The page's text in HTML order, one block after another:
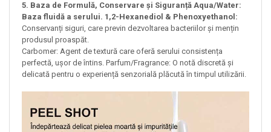
5. Baza de Formulă, Conservare și Siguranță Aqua/Water:
Baza fluidă a serului. 1,2-Hexanediol & Phenoxyethanol:
Conservanți siguri, care previn dezvoltarea bacteriilor și mențin
produsul proaspăt.
Carbomer: Agent de textură care oferă serului consistența
perfectă, ușor de întins. Parfum/Fragrance: O notă discretă și
delicată pentru o experiență senzorială plăcută în timpul utilizării.